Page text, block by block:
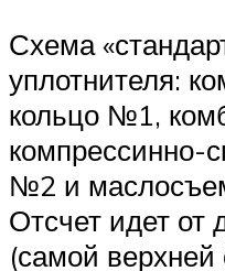
Схема
уплотнителя:
кольцо №1,
компрессинно-
№2 и
Отсчет идет
(самой верхней